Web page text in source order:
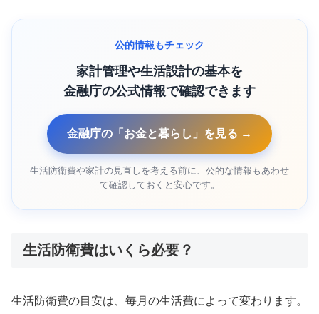
公的情報もチェック
家計管理や生活設計の基本を
金融庁の公式情報で確認できます
金融庁の「お金と暮らし」を見る →
生活防衛費や家計の見直しを考える前に、公的な情報もあわせ
て確認しておくと安心です。
生活防衛費はいくら必要？
生活防衛費の目安は、毎月の生活費によって変わります。